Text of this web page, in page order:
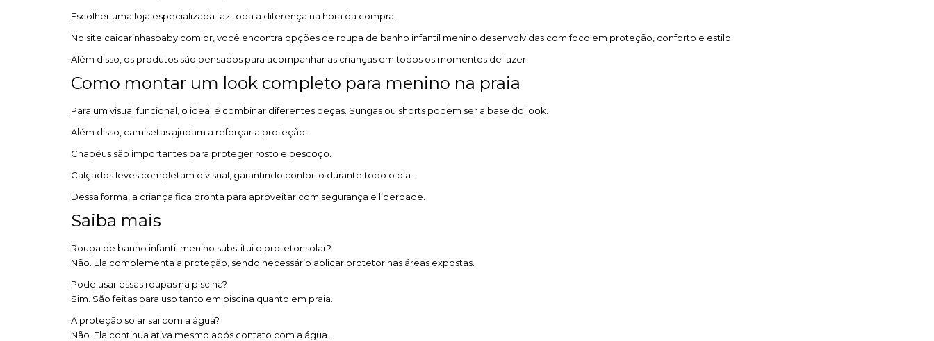
Escolher uma loja especializada faz toda a diferença na hora da compra.
No site caicarinhasbaby.com.br, você encontra opções de roupa de banho infantil menino desenvolvidas com foco em proteção, conforto e estilo.
Além disso, os produtos são pensados para acompanhar as crianças em todos os momentos de lazer.
Como montar um look completo para menino na praia
Para um visual funcional, o ideal é combinar diferentes peças. Sungas ou shorts podem ser a base do look.
Além disso, camisetas ajudam a reforçar a proteção.
Chapéus são importantes para proteger rosto e pescoço.
Calçados leves completam o visual, garantindo conforto durante todo o dia.
Dessa forma, a criança fica pronta para aproveitar com segurança e liberdade.
Saiba mais
Roupa de banho infantil menino substitui o protetor solar?
Não. Ela complementa a proteção, sendo necessário aplicar protetor nas áreas expostas.
Pode usar essas roupas na piscina?
Sim. São feitas para uso tanto em piscina quanto em praia.
A proteção solar sai com a água?
Não. Ela continua ativa mesmo após contato com a água.